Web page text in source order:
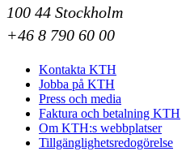
100 44 Stockholm
+46 8 790 60 00
Kontakta KTH
Jobba på KTH
Press och media
Faktura och betalning KTH
Om KTH:s webbplatser
Tillgänglighetsredogörelse